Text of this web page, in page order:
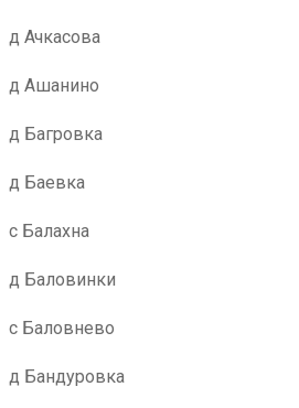
д Ачкасова
д Ашанино
д Багровка
д Баевка
с Балахна
д Баловинки
с Баловнево
д Бандуровка